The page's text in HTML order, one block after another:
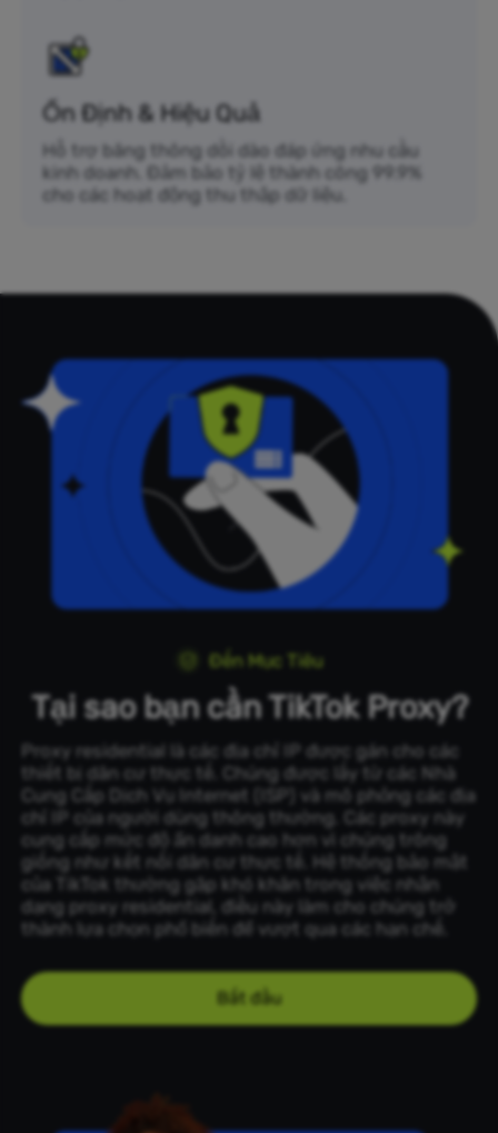
Ổn Định & Hiệu Quả
Hỗ trợ băng thông dồi dào đáp ứng nhu cầu
kinh doanh. Đảm bảo tỷ lệ thành công 99.9%
cho các hoạt động thu thập dữ liệu.
Đến Mục Tiêu
Tại sao bạn cần TikTok Proxy?
Proxy residential là các địa chỉ IP được gán cho các
thiết bị dân cư thực tế. Chúng được lấy từ các Nhà
Cung Cấp Dịch Vụ Internet (ISP) và mô phỏng các địa
chỉ IP của người dùng thông thường. Các proxy này
cung cấp mức độ ẩn danh cao hơn vì chúng trông
giống như kết nối dân cư thực tế. Hệ thống bảo mật
của TikTok thường gặp khó khăn trong việc nhận
dạng proxy residential, điều này làm cho chúng trở
thành lựa chọn phổ biến để vượt qua các hạn chế.
Bắt đầu